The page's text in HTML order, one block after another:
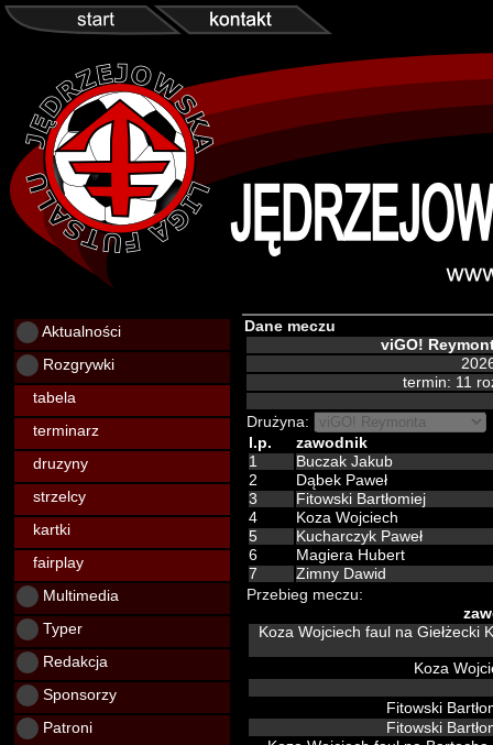
Aktualności
Rozgrywki
tabela
terminarz
druzyny
strzelcy
kartki
fairplay
Multimedia
Typer
Redakcja
Sponsorzy
Patroni
Dane meczu
viGO!
termin: 11
Drużyna:
l.p.
zawodnik
1
Buczak Jakub
2
Dąbek Paweł
3
Fitowski Bartłomiej
4
Koza Wojciech
5
Kucharczyk Paweł
6
Magiera Hubert
7
Zimny Dawid
Przebieg meczu:
Koza
Fitowski
Fitowski